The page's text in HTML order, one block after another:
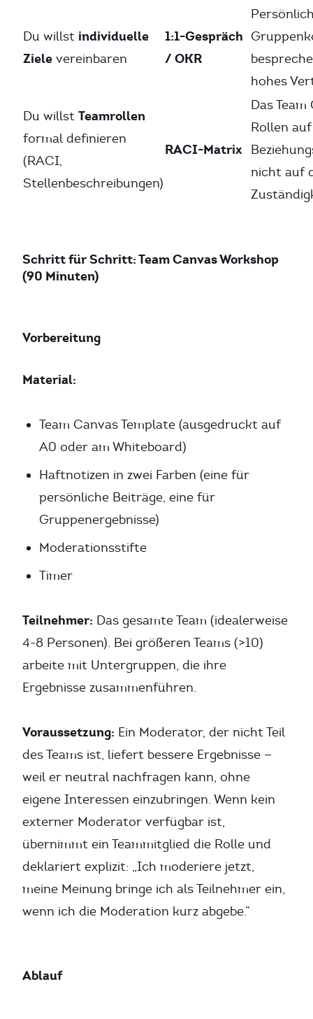
Du willst individuelle
Ziele vereinbaren
1:1-Gespräch
/ OKR
hohes
Du willst Teamrollen
formal definieren
(RACI,
Stellenbeschreibungen)
RACI-Matrix
Das
Rollen
nicht auf
Schritt für Schritt: Team Canvas Workshop
(90 Minuten)
Vorbereitung
Material:
Team Canvas Template (ausgedruckt auf
A0 oder am Whiteboard)
Haftnotizen in zwei Farben (eine für
persönliche Beiträge, eine für
Gruppenergebnisse)
Moderationsstifte
Timer
Teilnehmer: Das gesamte Team (idealerweise
4-8 Personen). Bei größeren Teams (>10)
arbeite mit Untergruppen, die ihre
Ergebnisse zusammenführen.
Voraussetzung: Ein Moderator, der nicht Teil
des Teams ist, liefert bessere Ergebnisse —
weil er neutral nachfragen kann, ohne
eigene Interessen einzubringen. Wenn kein
externer Moderator verfügbar ist,
übernimmt ein Teammitglied die Rolle und
deklariert explizit: „Ich moderiere jetzt,
meine Meinung bringe ich als Teilnehmer ein,
wenn ich die Moderation kurz abgebe.”
Ablauf